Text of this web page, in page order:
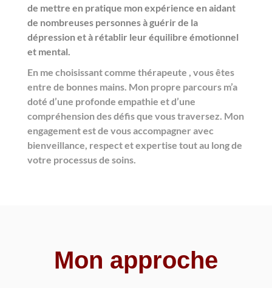
de mettre en pratique mon expérience en aidant
de nombreuses personnes à guérir de la
dépression et à rétablir leur équilibre émotionnel
et mental.
En me choisissant comme thérapeute , vous êtes
entre de bonnes mains. Mon propre parcours m’a
doté d’une profonde empathie et d’une
compréhension des défis que vous traversez. Mon
engagement est de vous accompagner avec
bienveillance, respect et expertise tout au long de
votre processus de soins.
Mon approche